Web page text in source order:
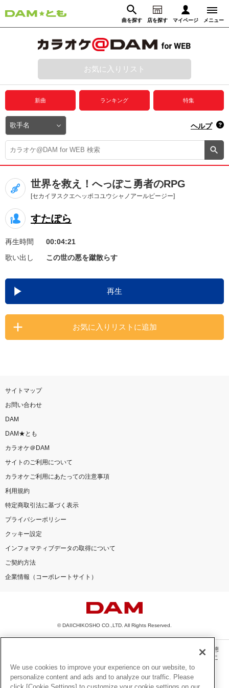
曲を探す 店を探す マイページ メニュー
動画からさがす 録音からさがす
ログイン
プレミアムサービス
DAM★とも動画
DAM★とも録音
カラオケ＠DAM
ユーザー検索
キャンペーン
お知らせ よくあるご質問
DAMの新曲・ランキングなど
カラオケ最新情報をチェック！
お気に入りリスト
新曲 ランキング 特集
ヘルプ
世界を救え！へっぽこ勇者のRPG
[セカイヲスクエヘッポコユウシャノアールピージー]
すたぽら
再生時間
00:04:21
歌い出し
この世の悪を蹴散らす
再生
お気に入りリストに追加
サイトマップ
お問い合わせ
DAM
DAM★とも
カラオケ＠DAM
サイトのご利用について
カラオケご利用にあたっての注意事項
利用規約
特定商取引法に基づく表示
プライバシーポリシー
クッキー設定
インフォマティブデータの取得について
ご契約方法
企業情報（コーポレートサイト）
© DAIICHIKOSHO CO.,LTD. All Rights Reserved.
このサイトに掲載されている一切の文章・画像・写真・動画・音声等を、手段や形態
を問わず、著作権法の定める範囲を超えて無断で複製、転載、ファイル化などするこ
とを禁じます。
楽曲及びコンテンツは、機種によりご利用いただけない場合があります。
We use cookies to improve your experience on our website, to
personalize content and ads and to analyze our traffic. Please